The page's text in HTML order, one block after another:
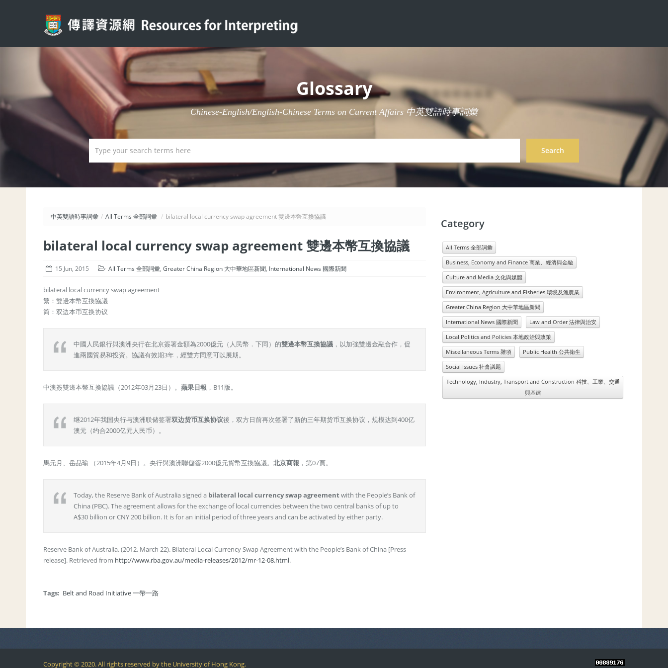
Glossary
Chinese-English/English-Chinese Terms on Current Affairs 中英雙語時事詞彙
中英雙語時事詞彙 / All Terms 全部詞彙 / bilateral local currency swap agreement 雙邊本幣互換協議
bilateral local currency swap agreement 雙邊本幣互換協議
15 Jun, 2015 All Terms 全部詞彙, Greater China Region 大中華地區新聞, International News 國際新聞
bilateral local currency swap agreement
繁：雙邊本幣互換協議
简：双边本币互换协议
中國人民銀行與澳洲央行在北京簽署金額為2000億元（人民幣．下同）的雙邊本幣互換協議 ，以加強雙邊金融合作，促
進兩國貿易和投資。協議有效期3年，經雙方同意可以展期。
中澳簽雙邊本幣互換協議（2012年03月23日）。 蘋果日報 ，B11版。
继2012年我国央行与澳洲联储签署双边货币互换协议後，双方日前再次签署了新的三年期货币互换协议，规模达到400亿
澳元（约合2000亿元人民币）。
馬元月、岳品瑜 （2015年4月9日）。央行與澳洲聯儲簽2000億元貨幣互換協議。 北京商報 ，第07頁。
Today, the Reserve Bank of Australia signed a bilateral local currency swap agreement with the People’s Bank of
China (PBC). The agreement allows for the exchange of local currencies between the two central banks of up to
A$30 billion or CNY 200 billion. It is for an initial period of three years and can be activated by either party.
Reserve Bank of Australia. (2012, March 22). Bilateral Local Currency Swap Agreement with the People’s Bank of China [Press
release]. Retrieved from http://www.rba.gov.au/media-releases/2012/mr-12-08.html.
Tags: Belt and Road Initiative 一帶一路
Category
All Terms 全部詞彙
Business, Economy and Finance 商業、經濟與金融
Culture and Media 文化與媒體
Environment, Agriculture and Fisheries 環境及漁農業
Greater China Region 大中華地區新聞
International News 國際新聞
Law and Order 法律與治安
Local Politics and Policies 本地政治與政策
Miscellaneous Terms 雜項
Public Health 公共衛生
Social Issues 社會議題
Technology, Industry, Transport and Construction 科技、工業、交通
與基建
Copyright © 2020. All rights reserved by the University of Hong Kong.